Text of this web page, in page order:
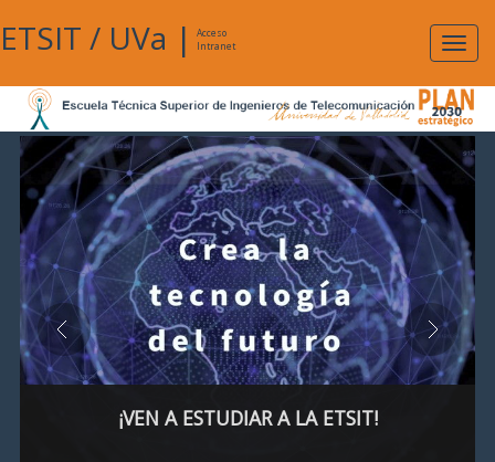
ETSIT / UVa |
Acceso
Intranet
¡VEN A ESTUDIAR A LA ETSIT!